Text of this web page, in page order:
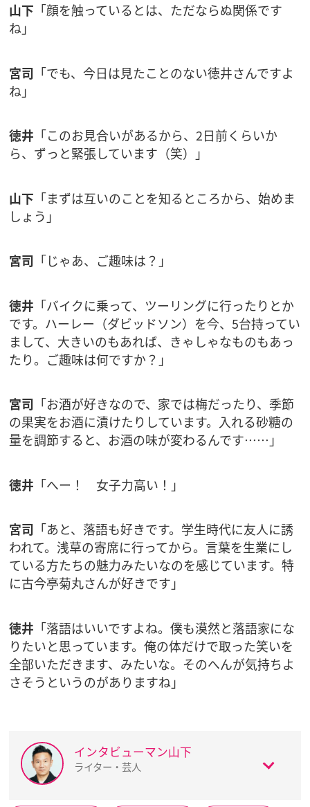
山下 「顔を触っているとは、ただならぬ関係です
ね」
宮司 「でも、今日は見たことのない徳井さんですよ
ね」
徳井 「このお見合いがあるから、2日前くらいか
ら、ずっと緊張しています（笑）」
山下 「まずは互いのことを知るところから、始めま
しょう」
宮司 「じゃあ、ご趣味は？」
徳井 「バイクに乗って、ツーリングに行ったりとか
です。ハーレー（ダビッドソン）を今、5台持ってい
まして、大きいのもあれば、きゃしゃなものもあっ
たり。ご趣味は何ですか？」
宮司 「お酒が好きなので、家では梅だったり、季節
の果実をお酒に漬けたりしています。入れる砂糖の
量を調節すると、お酒の味が変わるんです……」
徳井 「へー！ 女子力高い！」
宮司 「あと、落語も好きです。学生時代に友人に誘
われて。浅草の寄席に行ってから。言葉を生業にし
ている方たちの魅力みたいなのを感じています。特
に古今亭菊丸さんが好きです」
徳井 「落語はいいですよね。僕も漠然と落語家にな
りたいと思っています。俺の体だけで取った笑いを
全部いただきます、みたいな。そのへんが気持ちよ
さそうというのがありますね」
インタビューマン山下
ライター・芸人